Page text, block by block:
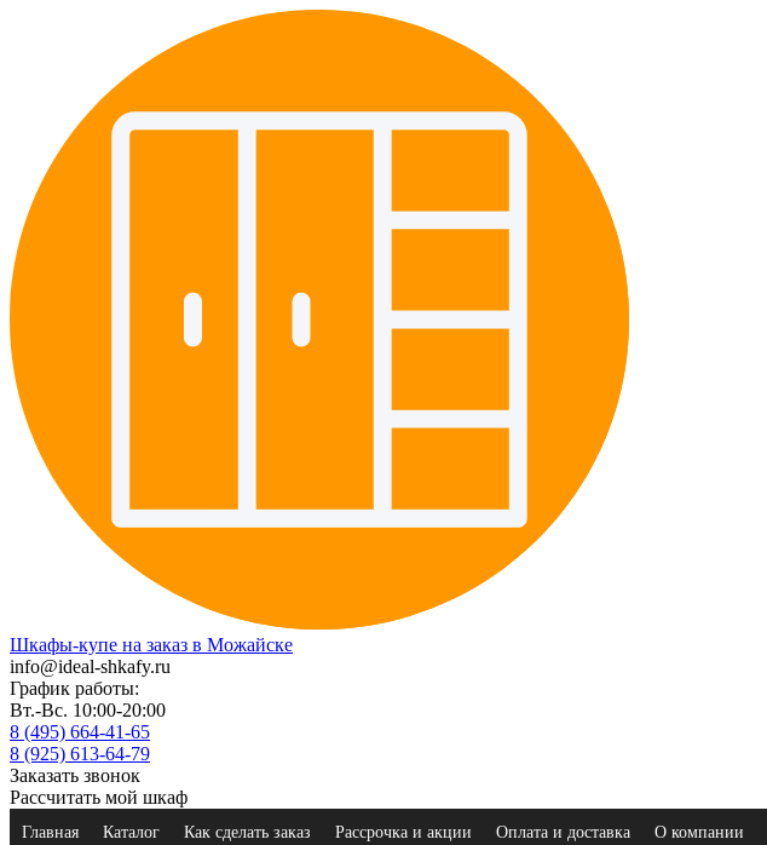
Шкафы-купе на заказ в Можайске
info@ideal-shkafy.ru
График работы:
Вт.-Вс. 10:00-20:00
8 (495) 664-41-65
8 (925) 613-64-79
Заказать звонок
Рассчитать мой шкаф
Главная Каталог Как сделать заказ Рассрочка и акции Оплата и доставка О компании